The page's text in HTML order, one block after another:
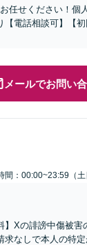
任せください！個
電話相談可】【
メールでお問い
間：00:00~23:59（土
】Xの誹謗中傷被
なしで本人の特定